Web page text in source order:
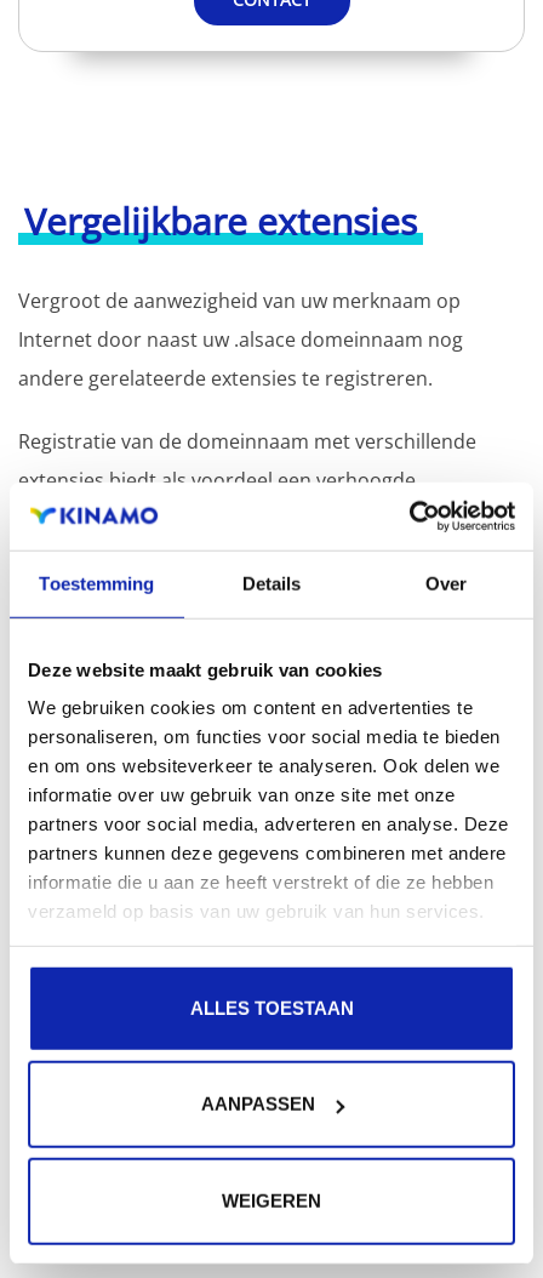
Toestemming Details Over
Deze website maakt gebruik van cookies
We gebruiken cookies om content en advertenties te
personaliseren, om functies voor social media te bieden
en om ons websiteverkeer te analyseren. Ook delen we
informatie over uw gebruik van onze site met onze
partners voor social media, adverteren en analyse. Deze
partners kunnen deze gegevens combineren met andere
informatie die u aan ze heeft verstrekt of die ze hebben
verzameld op basis van uw gebruik van hun services.
ALLES TOESTAAN
AANPASSEN
WEIGEREN
Vergelijkbare extensies
Vergroot de aanwezigheid van uw merknaam op
Internet door naast uw .alsace domeinnaam nog
andere gerelateerde extensies te registreren.
Registratie van de domeinnaam met verschillende
extensies biedt als voordeel een verhoogde
zichtbaarheid in zoekmachines, geografische
aanwezigheid en verbeterde aanwezigheid bij lokale
zoekresultaten in zoekmachines.
Registreer uw domeinnamen